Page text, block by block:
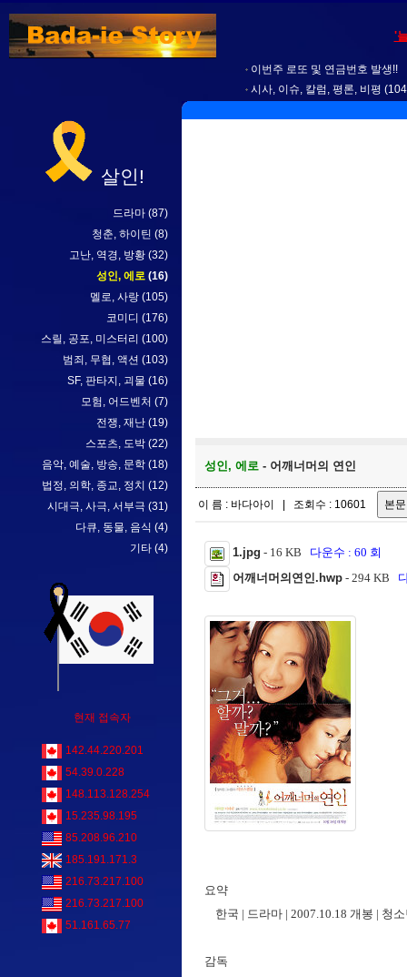
'
이번주 로또 및 연금번호 발생!!
시사, 이슈, 칼럼, 평론, 비평
살인!
드라마 (87)
청춘, 하이틴 (8)
고난, 역경, 방황 (32)
성인, 에로 (16)
멜로, 사랑 (105)
코미디 (176)
스릴, 공포, 미스터리 (100)
범죄, 무협, 액션 (103)
SF, 판타지, 괴물 (16)
모험, 어드벤처 (7)
전쟁, 재난 (19)
스포츠, 도박 (22)
음악, 예술, 방송, 문학 (18)
법정, 의학, 종교, 정치 (12)
시대극, 사극, 서부극 (31)
다큐, 동물, 음식 (4)
기타 (4)
현재 접속자
142.44.220.201
54.39.0.228
148.113.128.254
15.235.98.195
85.208.96.210
185.191.171.3
216.73.217.100
216.73.217.100
51.161.65.77
성인, 에로 - 어깨너머의 연인
이 름 : 바다아이 | 조회수 : 10601
1.jpg - 16 KB 다운수 : 60 회
어깨너머의연인.hwp - 294 KB
요약
한국 | 드라마 | 2007.10.18 개봉 | 청
감독